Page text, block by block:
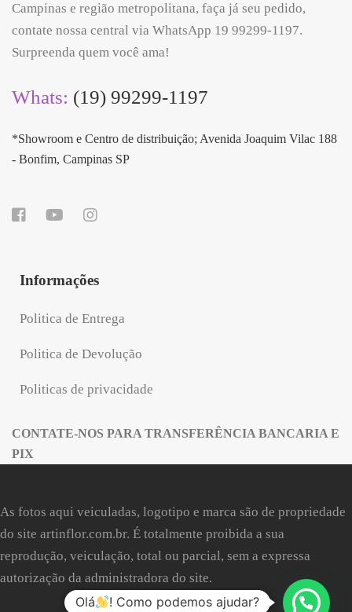
Campinas e região metropolitana, faça já seu pedido,
contate nossa central via WhatsApp 19 99299-1197.
Surpreenda quem você ama!
Whats: (19) 99299-1197
*Showroom e Centro de distribuição; Avenida Joaquim Vilac 188
- Bonfim, Campinas SP
Informações
Politica de Entrega
Politica de Devolução
Politicas de privacidade
CONTATE-NOS PARA TRANSFERÊNCIA BANCARIA E
PIX
As fotos aqui veiculadas, logotipo e marca são de propriedade
do site artinflor.com.br. É totalmente proibida a sua
reprodução, veiculação, total ou parcial, sem a expressa
autorização da administradora do site.
Olá ! Como podemos ajudar?